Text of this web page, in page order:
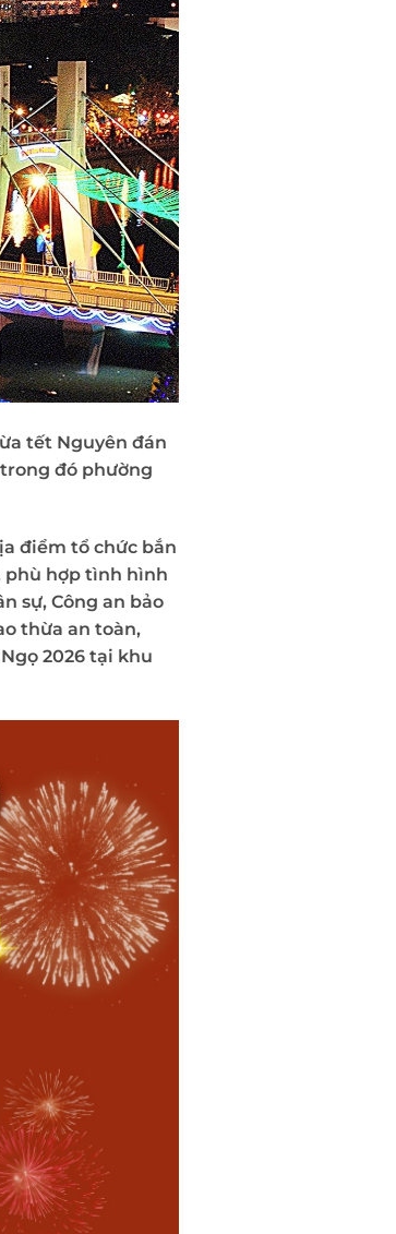
tết Nguyên đán
đó phường
điểm tổ chức bắn
phù hợp tình hình
sự, Công an bảo
thừa an toàn,
2026 tại khu